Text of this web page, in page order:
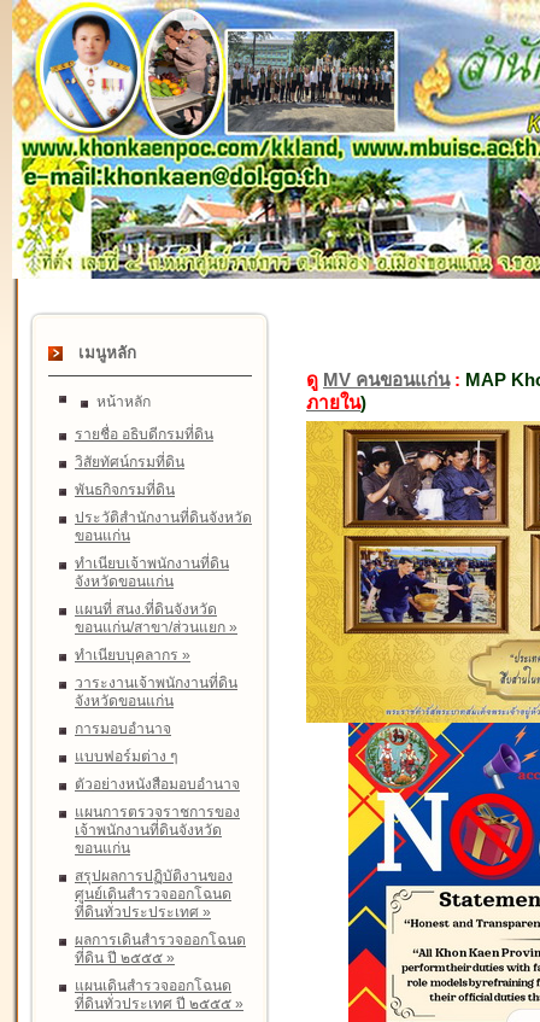
เมนูหลัก
หน้าหลัก
รายชื่อ อธิบดีกรมที่ดิน
วิสัยทัศน์กรมที่ดิน
พันธกิจกรมที่ดิน
ประวัติสำนักงานที่ดินจังหวัด
ขอนแก่น
ทำเนียบเจ้าพนักงานที่ดิน
จังหวัดขอนแก่น
แผนที่ สนง.ที่ดินจังหวัด
ขอนแก่น/สาขา/ส่วนแยก »
ทำเนียบบุคลากร »
วาระงานเจ้าพนักงานที่ดิน
จังหวัดขอนแก่น
การมอบอำนาจ
แบบฟอร์มต่าง ๆ
ตัวอย่างหนังสือมอบอำนาจ
แผนการตรวจราชการของ
เจ้าพนักงานที่ดินจังหวัด
ขอนแก่น
สรุปผลการปฏิบัติงานของ
ศูนย์เดินสำรวจออกโฉนด
ที่ดินทั่วประประเทศ »
ผลการเดินสำรวจออกโฉนด
ที่ดิน ปี ๒๕๕๕ »
แผนเดินสำรวจออกโฉนด
ที่ดินทั่วประเทศ ปี ๒๕๕๕ »
ดู MV คนขอนแก่น: MAP
ภายใน)